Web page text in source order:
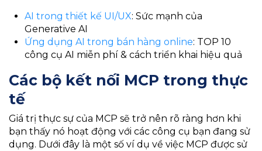
AI trong thiết kế UI/UX: Sức mạnh của
Generative AI
Ứng dụng AI trong bán hàng online: TOP 10
công cụ AI miễn phí & cách triển khai hiệu quả
Các bộ kết nối MCP trong thực
tế
Giá trị thực sự của MCP sẽ trở nên rõ ràng hơn khi
bạn thấy nó hoạt động với các công cụ bạn đang sử
dụng. Dưới đây là một số ví dụ về việc MCP được sử